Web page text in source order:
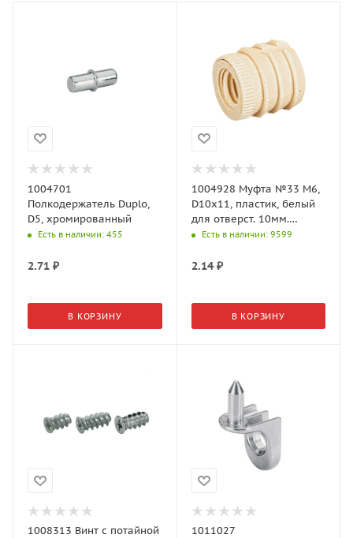
1004701
Полкодержатель Duplo,
D5, хромированный
Есть в наличии: 455
2.71 ₽
В КОРЗИНУ
1004928 Муфта №33 M6,
D10x11, пластик, белый
для отверст. 10мм.
пластик белый
Есть в наличии: 9599
2.14₽
В КОРЗИНУ
1008313 Винт с потайной
1011027